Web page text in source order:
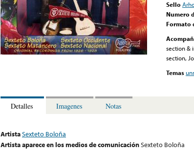
Sello
Numero
Formato
section &
section,
Temas
Detalles Imagenes Notas
ArtistaSexteto Boloña
Artista aparece en los medios de comunicaciónSexteto Boloña